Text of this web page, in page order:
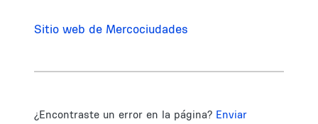
Sitio web de Mercociudades
¿Encontraste un error en la página? Enviar